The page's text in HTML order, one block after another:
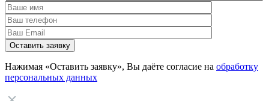
Нажимая «Оставить заявку», Вы даёте согласие на обработку
персональных данных